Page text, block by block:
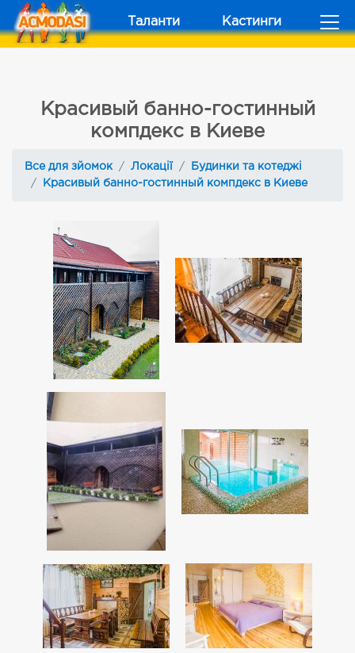
Таланти Кастинги
Красивый банно-гостинный
компдекс в Киеве
Все для зйомок Локації
Будинки та котеджі
Красивый банно-гостинный компдекс в Киеве